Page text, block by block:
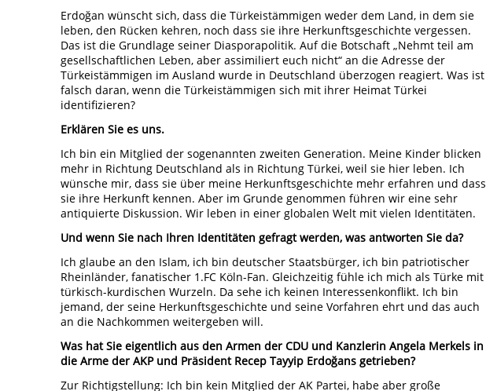
Erdoğan wünscht sich, dass die Türkeistämmigen weder dem Land, in dem sie
leben, den Rücken kehren, noch dass sie ihre Herkunftsgeschichte vergessen.
Das ist die Grundlage seiner Diasporapolitik. Auf die Botschaft „Nehmt teil am
gesellschaftlichen Leben, aber assimiliert euch nicht“ an die Adresse der
Türkeistämmigen im Ausland wurde in Deutschland überzogen reagiert. Was ist
falsch daran, wenn die Türkeistämmigen sich mit ihrer Heimat Türkei
identifizieren?
Erklären Sie es uns.
Ich bin ein Mitglied der sogenannten zweiten Generation. Meine Kinder blicken
mehr in Richtung Deutschland als in Richtung Türkei, weil sie hier leben. Ich
wünsche mir, dass sie über meine Herkunftsgeschichte mehr erfahren und dass
sie ihre Herkunft kennen. Aber im Grunde genommen führen wir eine sehr
antiquierte Diskussion. Wir leben in einer globalen Welt mit vielen Identitäten.
Und wenn Sie nach Ihren Identitäten gefragt werden, was antworten Sie da?
Ich glaube an den Islam, ich bin deutscher Staatsbürger, ich bin patriotischer
Rheinländer, fanatischer 1.FC Köln-Fan. Gleichzeitig fühle ich mich als Türke mit
türkisch-kurdischen Wurzeln. Da sehe ich keinen Interessenkonflikt. Ich bin
jemand, der seine Herkunftsgeschichte und seine Vorfahren ehrt und das auch
an die Nachkommen weitergeben will.
Was hat Sie eigentlich aus den Armen der CDU und Kanzlerin Angela Merkels in
die Arme der AKP und Präsident Recep Tayyip Erdoğans getrieben?
Zur Richtigstellung: Ich bin kein Mitglied der AK Partei, habe aber große